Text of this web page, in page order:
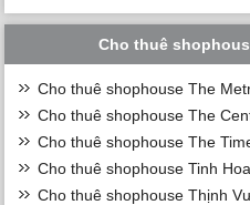
Cho thuê
Cho thuê shophouse The
Cho thuê shophouse The
Cho thuê shophouse The
Cho thuê shophouse Tinh
Cho thuê shophouse Thịnh